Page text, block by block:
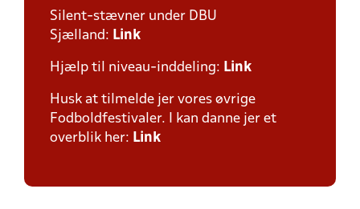
Silent-stævner under DBU
Sjælland: Link
Hjælp til niveau-inddeling: Link
Husk at tilmelde jer vores øvrige
Fodboldfestivaler. I kan danne jer et
overblik her: Link